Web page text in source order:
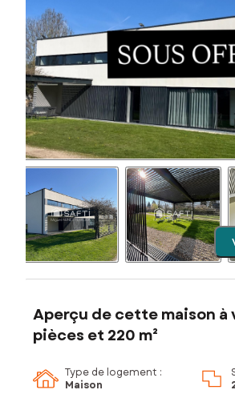
Aperçu de cette maison à
pièces et 220 m²
Type de logement :
Maison